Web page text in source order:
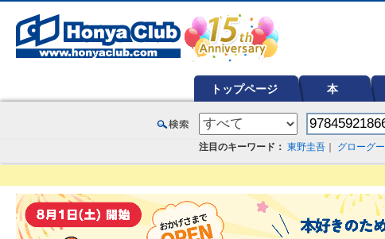
トップページ 本
注目のキーワード： 東野圭吾 グローグー